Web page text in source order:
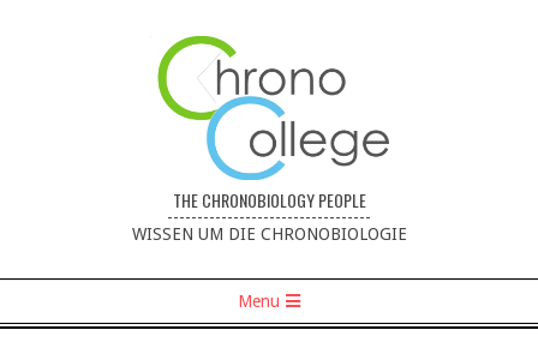
THE CHRONOBIOLOGY PEOPLE
----------------------------------
WISSEN UM DIE CHRONOBIOLOGIE
Menu